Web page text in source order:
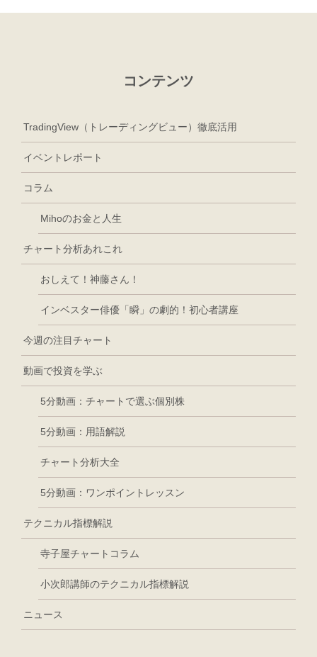
コンテンツ
TradingView（トレーディングビュー）徹底活用
イベントレポート
コラム
Mihoのお金と人生
チャート分析あれこれ
おしえて！神藤さん！
インベスター俳優「瞬」の劇的！初心者講座
今週の注目チャート
動画で投資を学ぶ
5分動画：チャートで選ぶ個別株
5分動画：用語解説
チャート分析大全
5分動画：ワンポイントレッスン
テクニカル指標解説
寺子屋チャートコラム
小次郎講師のテクニカル指標解説
ニュース